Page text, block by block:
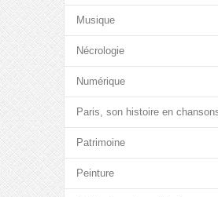
Musique
Nécrologie
Numérique
Paris, son histoire en
Patrimoine
Peinture